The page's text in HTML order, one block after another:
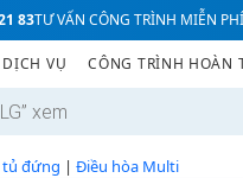
83TƯ VẤN CÔNG TRÌNH MIỄN
DỊCH VỤ CÔNG TRÌNH HOÀN
tủ đứng | Điều hòa Multi